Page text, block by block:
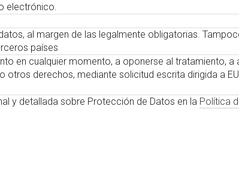
electrónico.
al margen de las legalmente obligatorias.
países
en cualquier momento, a oponerse al tratamiento, a
derechos, mediante solicitud escrita dirigida a
y detallada sobre Protección de Datos en la Política